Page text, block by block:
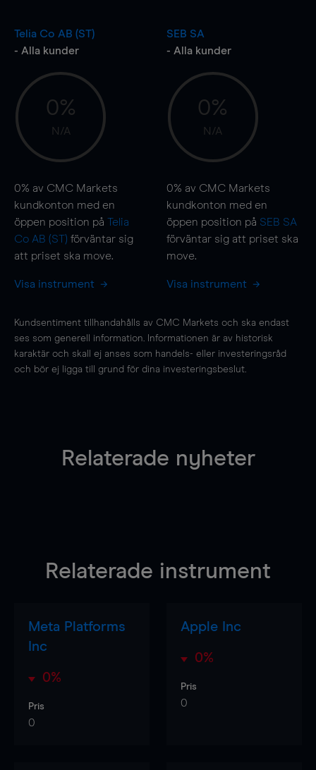
Telia Co AB (ST)
- Alla kunder
0%
N/A
0% av CMC Markets
kundkonton med en
öppen position på Telia
Co AB (ST) förväntar sig
att priset ska move.
Visa instrument
SEB SA
- Alla kunder
0%
N/A
0% av CMC Markets
kundkonton med en
öppen position på SEB SA
förväntar sig att priset ska
move.
Visa instrument
Kundsentiment tillhandahålls av CMC Markets och ska endast
ses som generell information. Informationen är av historisk
karaktär och skall ej anses som handels- eller investeringsråd
och bör ej ligga till grund för dina investeringsbeslut.
Relaterade nyheter
Relaterade instrument
Meta Platforms
Inc
0%
Pris
0
Apple Inc
0%
Pris
0